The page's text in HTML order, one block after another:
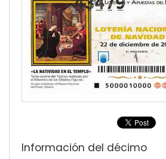
Información del décimo